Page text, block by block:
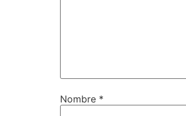
Nombre *